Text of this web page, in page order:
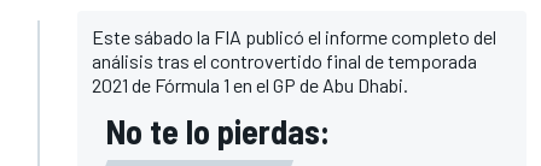
Este sábado la FIA publicó el informe completo del
análisis tras el controvertido final de temporada
2021 de Fórmula 1 en el GP de Abu Dhabi.
No te lo pierdas: